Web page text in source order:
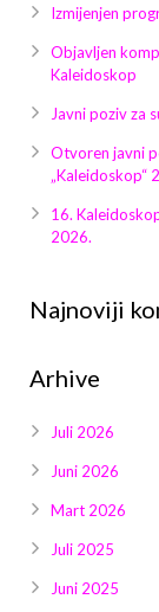
Izmijenjen
Objavljen
Kaleidoskop
Javni poziv za
Otvoren javni
„Kaleidoskop“
16.
2026.
Najnoviji
Arhive
Juli 2026
Juni 2026
Mart 2026
Juli 2025
Juni 2025